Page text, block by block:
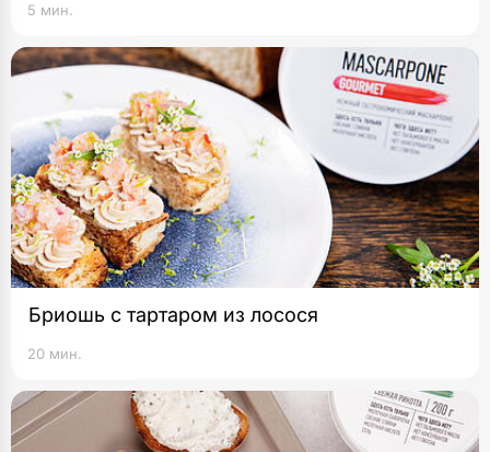
5 мин.
Бриошь с тартаром из лосося
20 мин.